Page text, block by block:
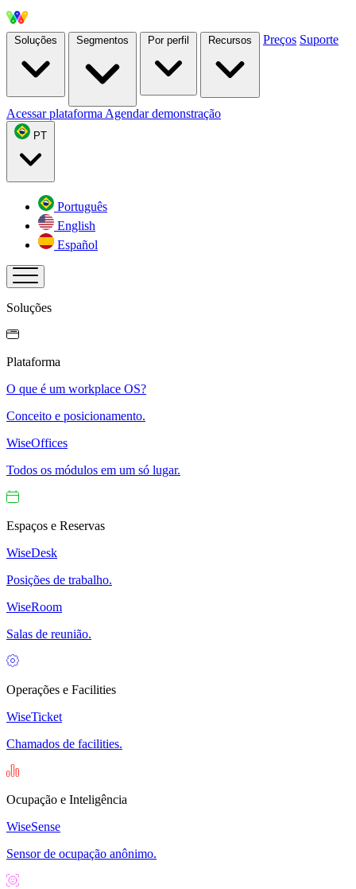
Soluções Segmentos Por perfil Recursos Preços Suporte
Acessar plataforma Agendar demonstração
PT
Português
English
Español
Soluções
Plataforma
O que é um workplace OS?
Conceito e posicionamento.
WiseOffices
Todos os módulos em um só lugar.
Espaços e Reservas
WiseDesk
Posições de trabalho.
WiseRoom
Salas de reunião.
Operações e Facilities
WiseTicket
Chamados de facilities.
Ocupação e Inteligência
WiseSense
Sensor de ocupação anônimo.